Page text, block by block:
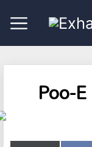
Poo-